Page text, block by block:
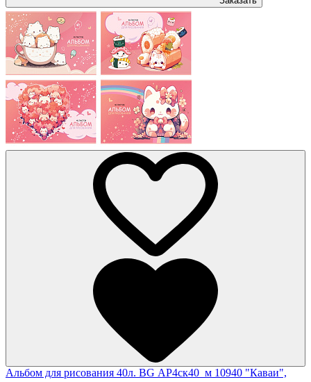
Альбом для рисования 40л. BG АР4ск40_м 10940 "Каваи",